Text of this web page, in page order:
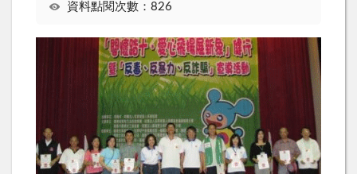
資料點閱次數：826